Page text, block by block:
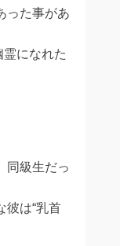
った事があ
になれた
同級生だっ
彼は“乳首